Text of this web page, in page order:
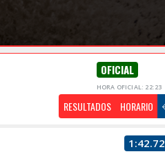
OFICIAL
HORA OFICIAL: 22:23
RESULTADOS HORARIO
1:42.72